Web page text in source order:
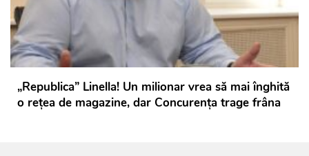
„Republica” Linella! Un milionar vrea să mai înghită
o rețea de magazine, dar Concurența trage frâna